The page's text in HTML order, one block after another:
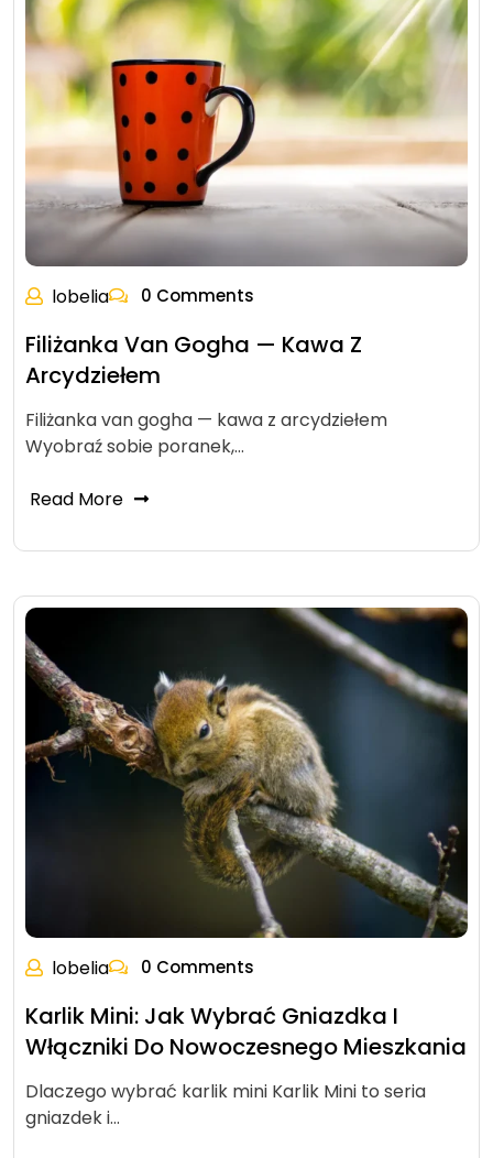
lobelia 0 Comments
Filiżanka Van Gogha — Kawa Z
Arcydziełem
Filiżanka van gogha — kawa z arcydziełem
Wyobraź sobie poranek,…
Read More
lobelia 0 Comments
Karlik Mini: Jak Wybrać Gniazdka I
Włączniki Do Nowoczesnego Mieszkania
Dlaczego wybrać karlik mini Karlik Mini to seria
gniazdek i…